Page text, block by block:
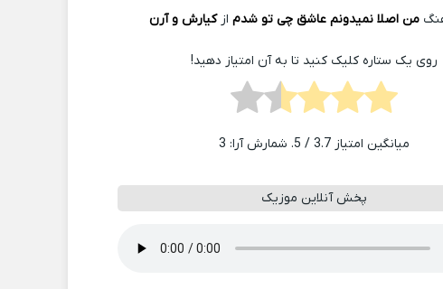
من اصلا نمیدونم عاشق چی تو شدمازکیارش و آرن
روی یک ستاره کلیک کنید تا به آن امتیاز دهید!
میانگین امتیاز 3.7/ 5. شمارش آرا: 3
پخش آنلاین موزیک